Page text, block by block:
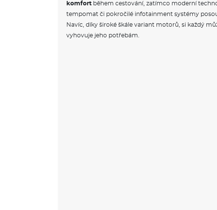
komfort během cestování, zatímco moderní
tempomat či pokročilé infotainment systémy
Navíc, díky široké škále variant motorů, si každý
vyhovuje jeho potřebám.